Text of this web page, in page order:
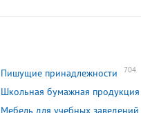
Пишущие принадлежности 704
Школьная бумажная продукция
Мебель для учебных заведений